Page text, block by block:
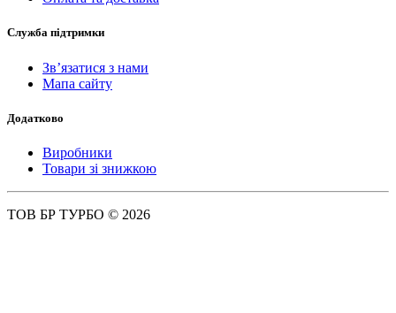
Служба підтримки
Зв’язатися з нами
Мапа сайту
Додатково
Виробники
Товари зі знижкою
ТОВ БР ТУРБО © 2026